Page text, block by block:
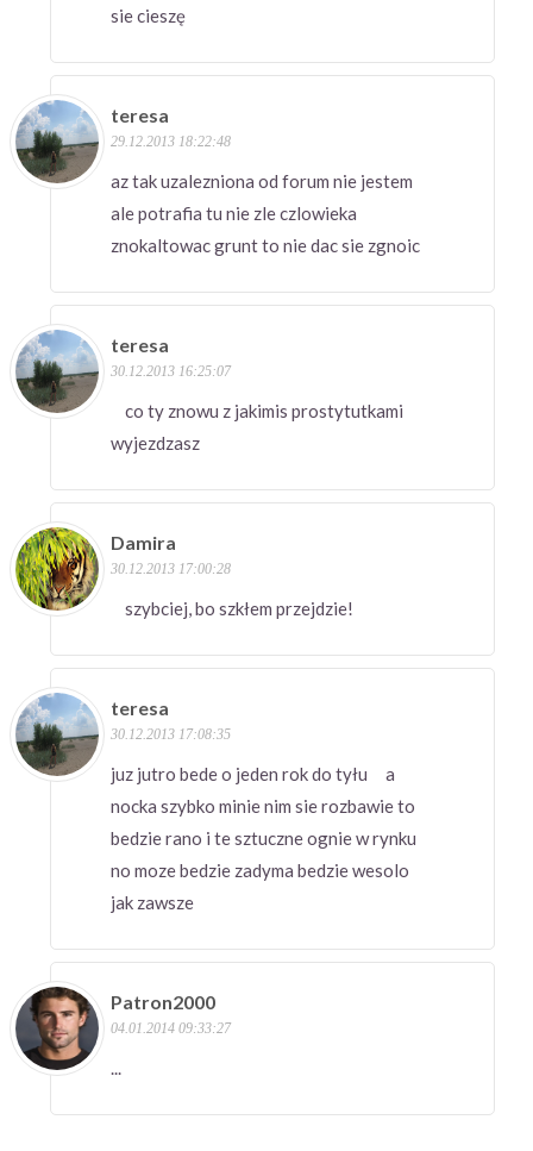
sie cieszę
teresa
29.12.2013 18:22:48
az tak uzalezniona od forum nie jestem
ale potrafia tu nie zle czlowieka
znokaltowac grunt to nie dac sie zgnoic
teresa
30.12.2013 16:25:07
co ty znowu z jakimis prostytutkami
wyjezdzasz
Damira
30.12.2013 17:00:28
szybciej, bo szkłem przejdzie!
teresa
30.12.2013 17:08:35
juz jutro bede o jeden rok do tyłu a
nocka szybko minie nim sie rozbawie to
bedzie rano i te sztuczne ognie w rynku
no moze bedzie zadyma bedzie wesolo
jak zawsze
Patron2000
04.01.2014 09:33:27
...